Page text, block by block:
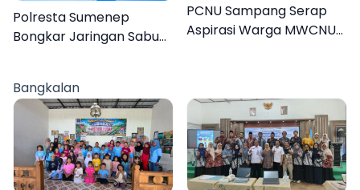
Polresta Sumenep
Bongkar Jaringan Sabu
PCNU Sampang Serap
Aspirasi Warga MWCNU
Bangkalan